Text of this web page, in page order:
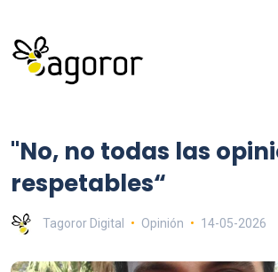
"No, no todas las
respetables“
Tagoror Digital Opinión 14-05-2026